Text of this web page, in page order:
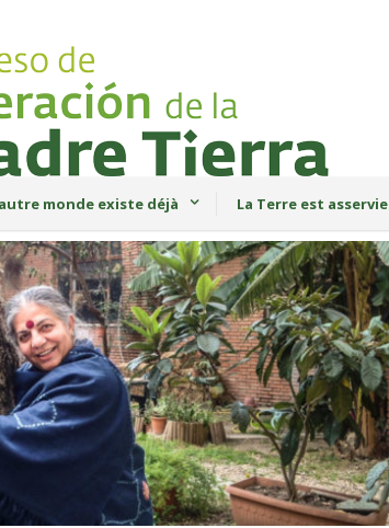
monde existe déjà La Terre est asservie